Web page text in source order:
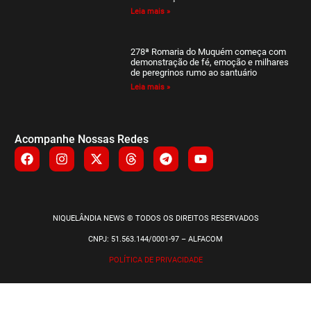
Leia mais »
278ª Romaria do Muquém começa com
demonstração de fé, emoção e milhares
de peregrinos rumo ao santuário
Leia mais »
Acompanhe Nossas Redes
NIQUELÂNDIA NEWS © TODOS OS DIREITOS RESERVADOS
CNPJ: 51.563.144/0001-97 – ALFACOM
POLÍTICA DE PRIVACIDADE